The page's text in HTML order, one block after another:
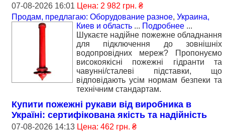
07-08-2026 16:01 Цена: 2 982 грн. ₴
Продам, предлагаю: Оборудование разное, Украина,
Киев и область ... Подробнее ...
Шукаєте надійне пожежне обладнання
для підключення до зовнішніх
водопровідних мереж? Пропонуємо
високоякісні пожежні гідранти та
чавунні/сталеві підставки, що
відповідають усім нормам безпеки та
технічним стандартам.
Кyпити пожежні рукави вiд виробника в
Україні: сертифікована якість та надійність
07-08-2026 14:13 Цена: 462 грн. ₴